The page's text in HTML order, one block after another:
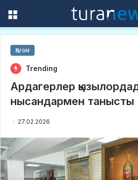
Қоғам
Trending
Ардагерлер
нысандармен танысты
27.02.2026